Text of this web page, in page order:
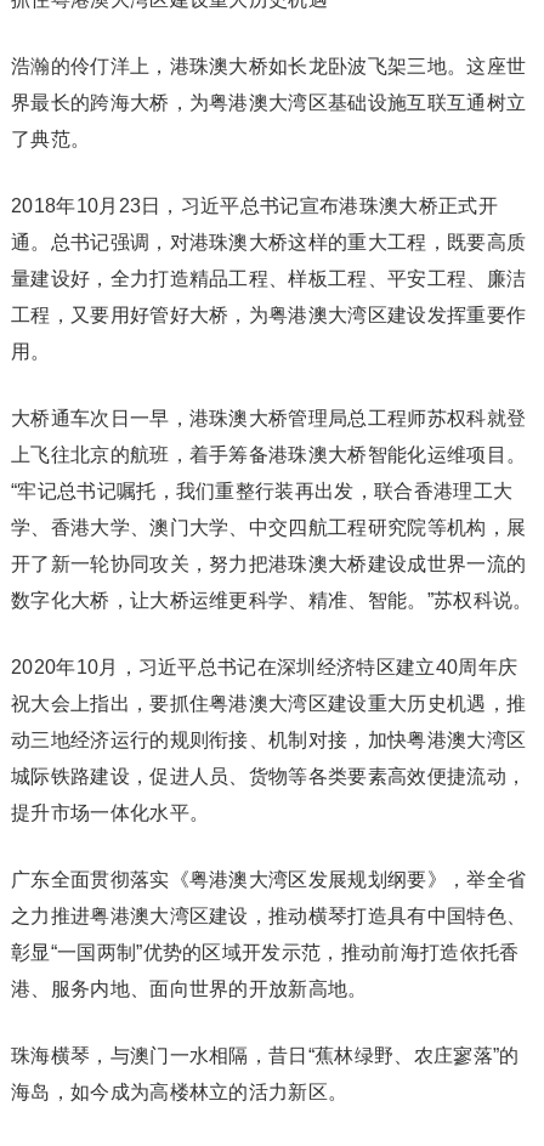
浩瀚的伶仃洋上，港珠澳大桥如长龙卧波飞架三地。这座世
界最长的跨海大桥，为粤港澳大湾区基础设施互联互通树立
了典范。
2018年10月23日，习近平总书记宣布港珠澳大桥正式开
通。总书记强调，对港珠澳大桥这样的重大工程，既要高质
量建设好，全力打造精品工程、样板工程、平安工程、廉洁
工程，又要用好管好大桥，为粤港澳大湾区建设发挥重要作
用。
大桥通车次日一早，港珠澳大桥管理局总工程师苏权科就登
上飞往北京的航班，着手筹备港珠澳大桥智能化运维项目。
“牢记总书记嘱托，我们重整行装再出发，联合香港理工大
学、香港大学、澳门大学、中交四航工程研究院等机构，展
开了新一轮协同攻关，努力把港珠澳大桥建设成世界一流的
数字化大桥，让大桥运维更科学、精准、智能。”苏权科说。
2020年10月，习近平总书记在深圳经济特区建立40周年庆
祝大会上指出，要抓住粤港澳大湾区建设重大历史机遇，推
动三地经济运行的规则衔接、机制对接，加快粤港澳大湾区
城际铁路建设，促进人员、货物等各类要素高效便捷流动，
提升市场一体化水平。
广东全面贯彻落实《粤港澳大湾区发展规划纲要》，举全省
之力推进粤港澳大湾区建设，推动横琴打造具有中国特色、
彰显“一国两制”优势的区域开发示范，推动前海打造依托香
港、服务内地、面向世界的开放新高地。
珠海横琴，与澳门一水相隔，昔日“蕉林绿野、农庄寥落”的
海岛，如今成为高楼林立的活力新区。